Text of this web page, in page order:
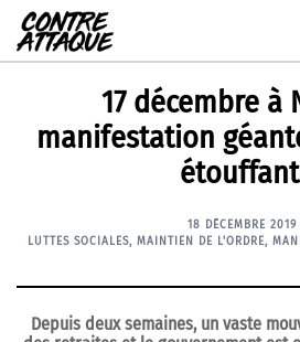
Aller
au
contenu
17 décembre à
manifestation
18 DÉCEMBRE 2019
LUTTES SOCIALES, MAINTIEN DE L'ORDRE,
Depuis deux semaines, un vaste